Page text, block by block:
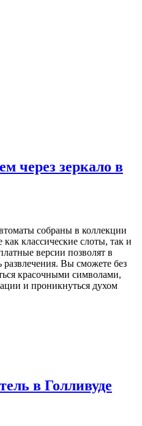
через зеркало в
собраны в коллекции
классические слоты, так и
версии позволят в
развлечения. Вы сможете без
красочными символами,
и проникнуться духом
в Голливуде